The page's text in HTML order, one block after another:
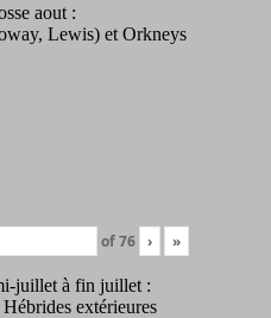
aout :
Lewis) et Orkneys
of76 › »
juillet à fin juillet :
extérieures